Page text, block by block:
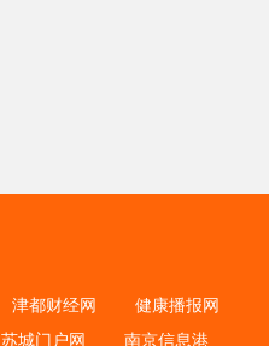
津都财经网
健康播报网
苏城门户网 南京信息港